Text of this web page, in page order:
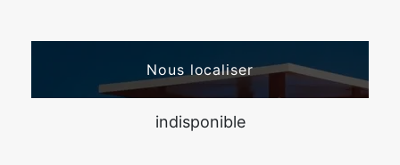
Nous localiser
indisponible